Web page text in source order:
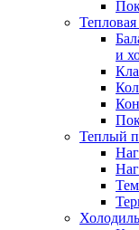
и
Теплый